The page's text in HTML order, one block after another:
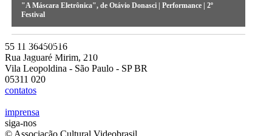
"A Máscara Eletrônica", de Otávio Donasci | Performance | 2º
Festival
Performance protagonizada pelas videocriaturas, criação do
ator, cenógrafo, encenador e artista multimídia paulistano
Otávio Donasci.
55 11 36450516
Rua Jaguaré Mirim, 210
Vila Leopoldina - São Paulo - SP BR
05311 020
contatos
imprensa
siga-nos